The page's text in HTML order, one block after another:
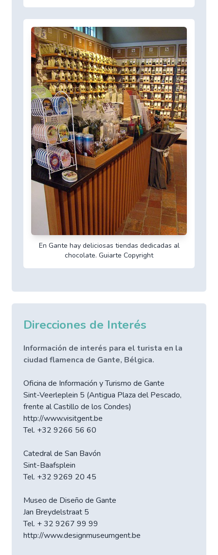
En Gante hay deliciosas tiendas dedicadas al
chocolate. Guiarte Copyright
Direcciones de Interés
Información de interés para el turista en la
ciudad flamenca de Gante, Bélgica.
Oficina de Información y Turismo de Gante
Sint-Veerleplein 5 (Antigua Plaza del Pescado,
frente al Castillo de los Condes)
http://www.visitgent.be
Tel. +32 9266 56 60
Catedral de San Bavón
Sint-Baafsplein
Tel. +32 9269 20 45
Museo de Diseño de Gante
Jan Breydelstraat 5
Tel. + 32 9267 99 99
http://www.designmuseumgent.be